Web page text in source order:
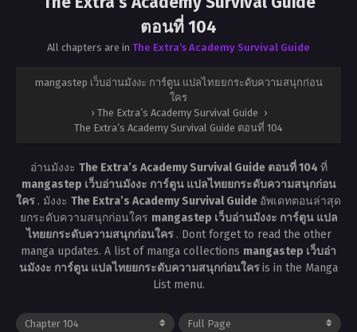
ตอนที่ 104
All chapters are in The Extra’s Academy Survival Guide
mangastep เว็บอ่านมังงะ การ์ตูน แปลไทยยกระดับความสนุกก่อน
ใคร
› The Extra’s Academy Survival Guide ›
The Extra’s Academy Survival Guide ตอนที่ 104
อ่านมังงะ The Extra’s Academy Survival Guide ตอนที่ 104 ที่
mangastep เว็บอ่านมังงะ การ์ตูน แปลไทยยกระดับความสนุกก่อน
ใคร . มังงะ The Extra’s Academy Survival Guide อัพเดทตอนล่าสุด
ยกระดับความสนุกก่อนใคร mangastep เว็บอ่านมังงะ การ์ตูน แปล
ไทยยกระดับความสนุกก่อนใคร . Dont forget to read the other
manga updates. A list of manga collections mangastep เว็บอ่า
นมังงะ การ์ตูน แปลไทยยกระดับความสนุกก่อนใครis in the Manga
List menu.